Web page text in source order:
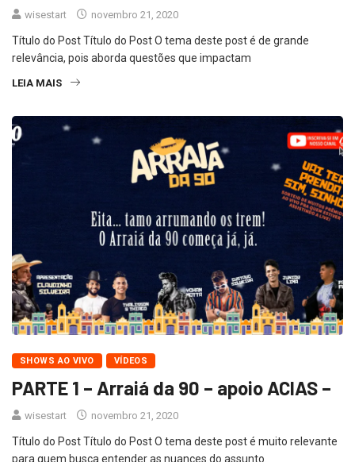
wisestart novembro 21, 2020
Título do Post Título do Post O tema deste post é de grande
relevância, pois aborda questões que impactam
LEIA MAIS
SHOWS AO VIVO VÍDEOS
PARTE 1 – Arraiá da 90 – apoio ACIAS –
wisestart novembro 21, 2020
Título do Post Título do Post O tema deste post é muito relevante
para quem busca entender as nuances do assunto.